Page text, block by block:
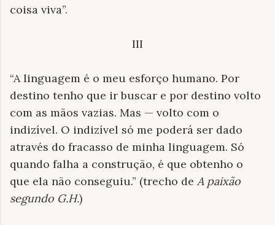
coisa viva”.
III
“A linguagem é o meu esforço humano. Por
destino tenho que ir buscar e por destino volto
com as mãos vazias. Mas — volto com o
indizível. O indizível só me poderá ser dado
através do fracasso de minha linguagem. Só
quando falha a construção, é que obtenho o
que ela não conseguiu.” (trecho de A paixão
segundo G.H.)